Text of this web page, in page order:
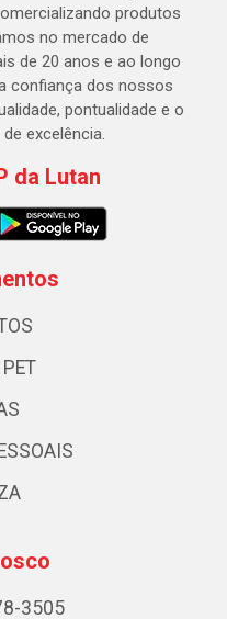
produtos
no mercado de
de 20 anos e ao longo
confiança dos nossos
pontualidade e o
excelência.
da Lutan
3505